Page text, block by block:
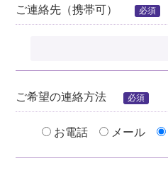
ご連絡先（携帯可） 必須
ご希望の連絡方法 必須
お電話 メール